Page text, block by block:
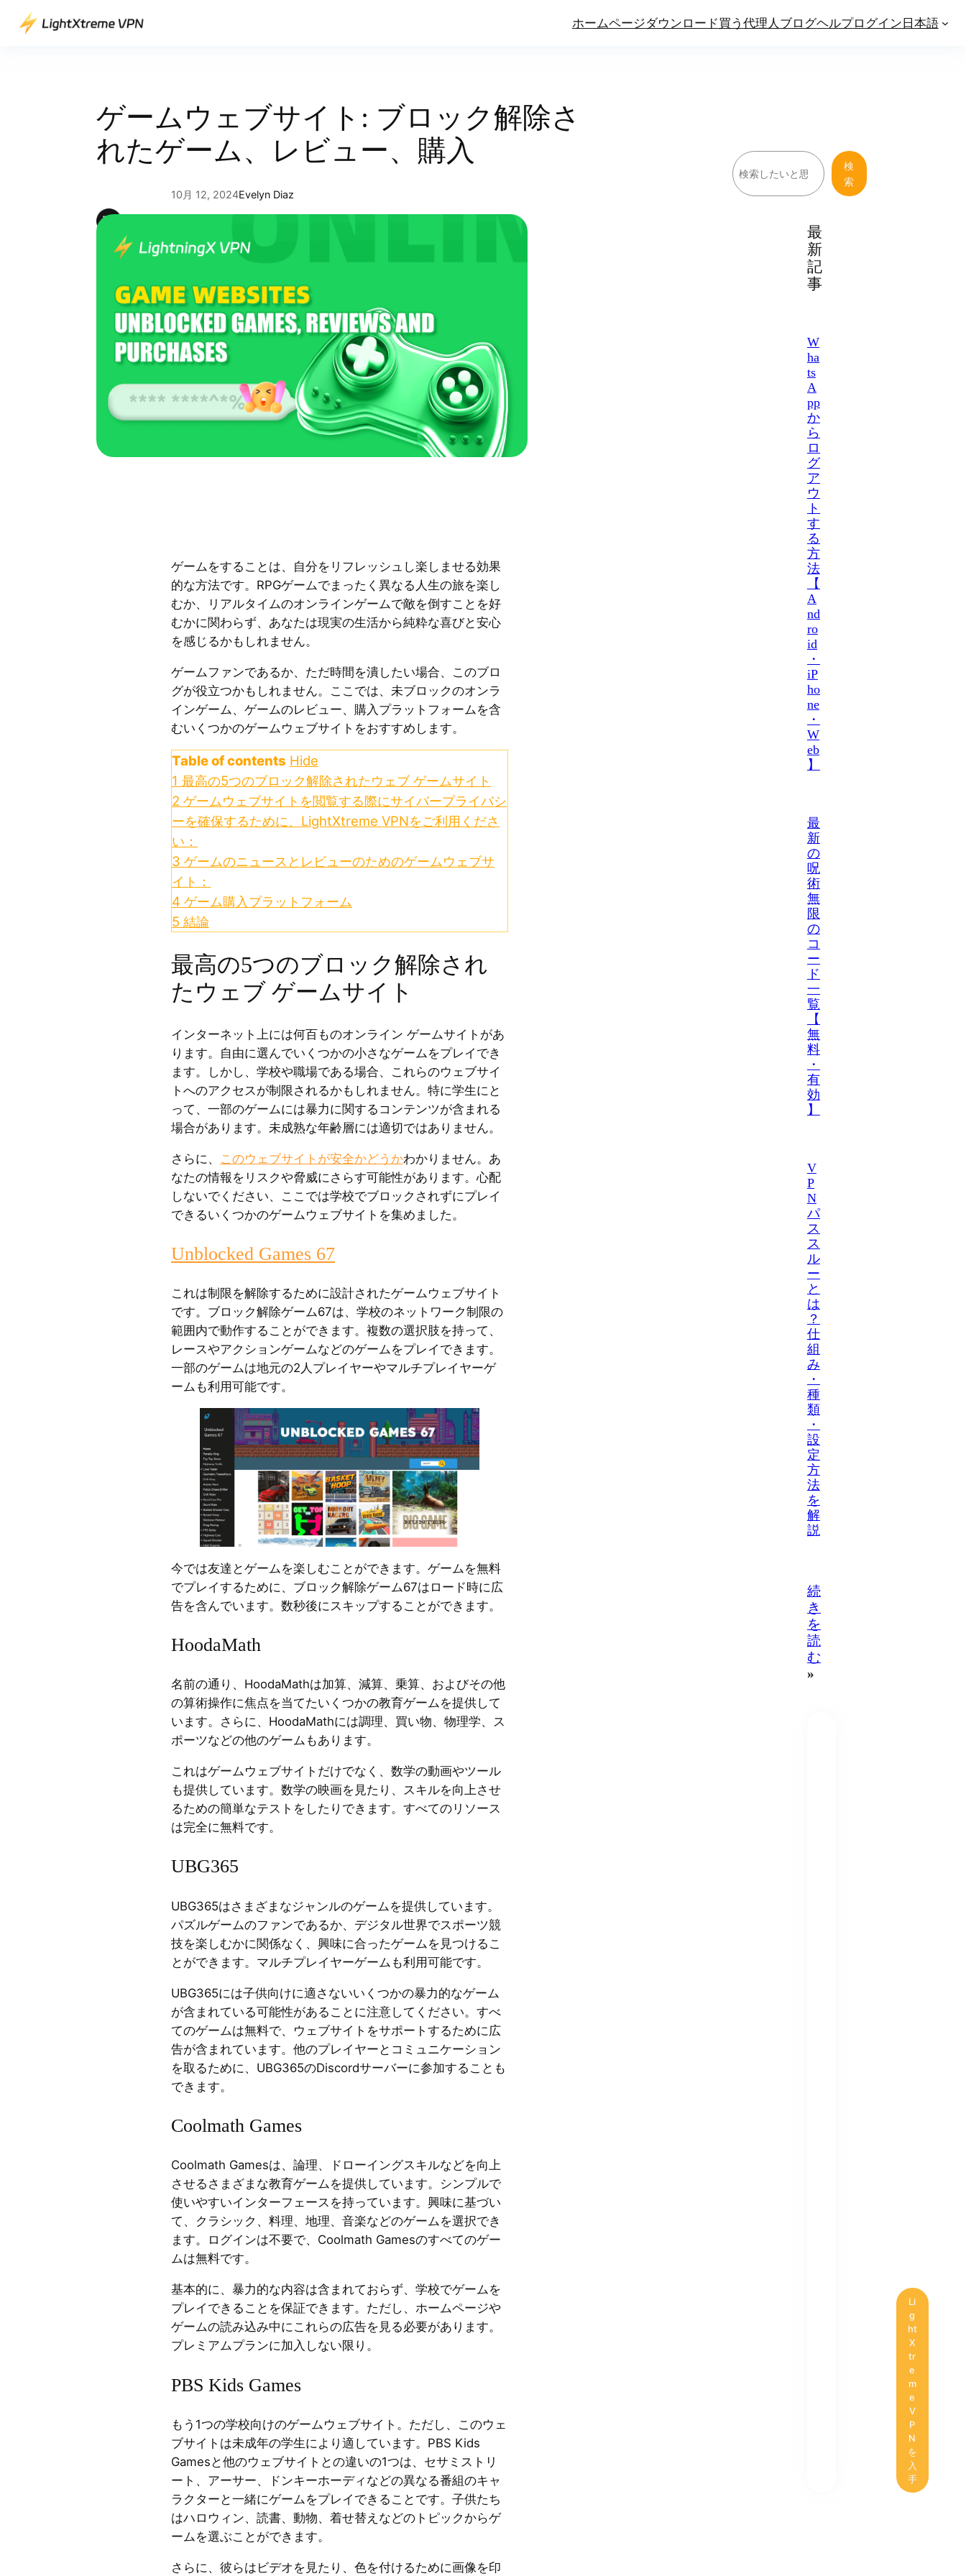
ホームページダウンロード買う 代理人 ブログヘルプログイン日本語
ゲームウェブサイト: ブロック解除さ
れたゲーム、レビュー、購入
10月 12, 2024Evelyn Diaz
ゲームをすることは、自分をリフレッシュし楽しませる効果
的な方法です。RPGゲームでまったく異なる人生の旅を楽し
むか、リアルタイムのオンラインゲームで敵を倒すことを好
むかに関わらず、あなたは現実の生活から純粋な喜びと安心
を感じるかもしれません。
ゲームファンであるか、ただ時間を潰したい場合、このブロ
グが役立つかもしれません。ここでは、未ブロックのオンラ
インゲーム、ゲームのレビュー、購入プラットフォームを含
むいくつかのゲームウェブサイトをおすすめします。
Table of contents Hide
1 最高の5つのブロック解除されたウェブ ゲームサイト
2 ゲームウェブサイトを閲覧する際にサイバープライバシ
ーを確保するために、LightXtreme VPNをご利用くださ
い：
3 ゲームのニュースとレビューのためのゲームウェブサ
イト：
4 ゲーム購入プラットフォーム
5 結論
最高の5つのブロック解除され
たウェブ ゲームサイト
インターネット上には何百ものオンライン ゲームサイトがあ
ります。自由に選んでいくつかの小さなゲームをプレイでき
ます。しかし、学校や職場である場合、これらのウェブサイ
トへのアクセスが制限されるかもしれません。特に学生にと
って、一部のゲームには暴力に関するコンテンツが含まれる
場合があります。未成熟な年齢層には適切ではありません。
さらに、 このウェブサイトが安全かどうかわかりません。あ
なたの情報をリスクや脅威にさらす可能性があります。心配
しないでください、ここでは学校でブロックされずにプレイ
できるいくつかのゲームウェブサイトを集めました。
Unblocked Games 67
これは制限を解除するために設計されたゲームウェブサイト
です。ブロック解除ゲーム67は、学校のネットワーク制限の
範囲内で動作することができます。複数の選択肢を持って、
レースやアクションゲームなどのゲームをプレイできます。
一部のゲームは地元の2人プレイヤーやマルチプレイヤーゲ
ームも利用可能です。
今では友達とゲームを楽しむことができます。ゲームを無料
でプレイするために、ブロック解除ゲーム67はロード時に広
告を含んでいます。数秒後にスキップすることができます。
HoodaMath
名前の通り、HoodaMathは加算、減算、乗算、およびその他
の算術操作に焦点を当てたいくつかの教育ゲームを提供して
います。さらに、HoodaMathには調理、買い物、物理学、ス
ポーツなどの他のゲームもあります。
これはゲームウェブサイトだけでなく、数学の動画やツール
も提供しています。数学の映画を見たり、スキルを向上させ
るための簡単なテストをしたりできます。すべてのリソース
は完全に無料です。
UBG365
UBG365はさまざまなジャンルのゲームを提供しています。
パズルゲームのファンであるか、デジタル世界でスポーツ競
技を楽しむかに関係なく、興味に合ったゲームを見つけるこ
とができます。マルチプレイヤーゲームも利用可能です。
UBG365には子供向けに適さないいくつかの暴力的なゲーム
が含まれている可能性があることに注意してください。すべ
てのゲームは無料で、ウェブサイトをサポートするために広
告が含まれています。他のプレイヤーとコミュニケーション
を取るために、UBG365のDiscordサーバーに参加することも
できます。
Coolmath Games
Coolmath Gamesは、論理、ドローイングスキルなどを向上
させるさまざまな教育ゲームを提供しています。シンプルで
使いやすいインターフェースを持っています。興味に基づい
て、クラシック、料理、地理、音楽などのゲームを選択でき
ます。ログインは不要で、Coolmath Gamesのすべてのゲー
ムは無料です。
基本的に、暴力的な内容は含まれておらず、学校でゲームを
プレイできることを保証できます。ただし、ホームページや
ゲームの読み込み中にこれらの広告を見る必要があります。
プレミアムプランに加入しない限り。
PBS Kids Games
もう1つの学校向けのゲームウェブサイト。ただし、このウェ
ブサイトは未成年の学生により適しています。PBS Kids
Gamesと他のウェブサイトとの違いの1つは、セサミストリ
ート、アーサー、ドンキーホーディなどの異なる番組のキャ
ラクターと一緒にゲームをプレイできることです。子供たち
はハロウィン、読書、動物、着せ替えなどのトピックからゲ
ームを選ぶことができます。
さらに、彼らはビデオを見たり、色を付けるために画像を印
検
索
検
索
最
新
記
事
W
ha
ts
A
pp
か
ら
ロ
グ
ア
ウ
ト
す
る
方
法
【
A
nd
ro
id
・
iP
ho
ne
・
W
eb
】
最
新
の
呪
術
無
限
の
コ
ー
ド
一
覧
【
無
料
・
有
効
】
V
P
N
パ
ス
ス
ル
ー
と
は
？
仕
組
み
・
種
類
・
設
定
方
法
を
解
説
続
き
を
読
む
»
Li
g
ht
X
tr
e
m
e
V
P
N
を
入
手